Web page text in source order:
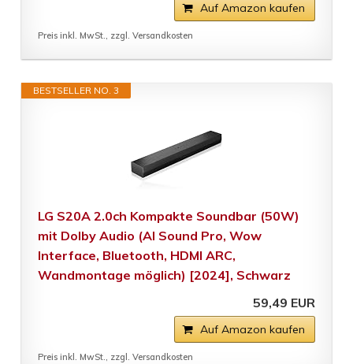
Auf Amazon kaufen
Preis inkl. MwSt., zzgl. Versandkosten
BESTSELLER NO. 3
LG S20A 2.0ch Kompakte Soundbar (50W)
mit Dolby Audio (AI Sound Pro, Wow
Interface, Bluetooth, HDMI ARC,
Wandmontage möglich) [2024], Schwarz
59,49 EUR
Auf Amazon kaufen
Preis inkl. MwSt., zzgl. Versandkosten